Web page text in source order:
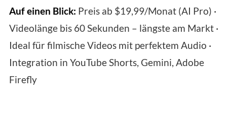
Auf einen Blick: Preis ab $19,99/Monat (AI Pro) ·
Videolänge bis 60 Sekunden – längste am Markt ·
Ideal für filmische Videos mit perfektem Audio ·
Integration in YouTube Shorts, Gemini, Adobe
Firefly